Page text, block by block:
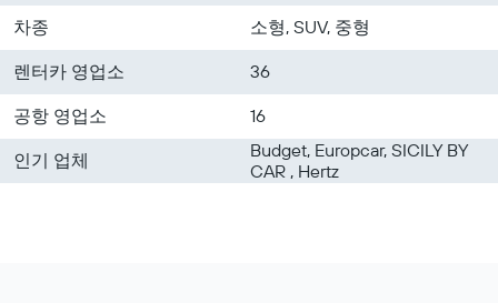
차종
소형, SUV, 중형
렌터카 영업소
36
공항 영업소
16
인기 업체
Budget, Europcar, SICILY BY
CAR , Hertz